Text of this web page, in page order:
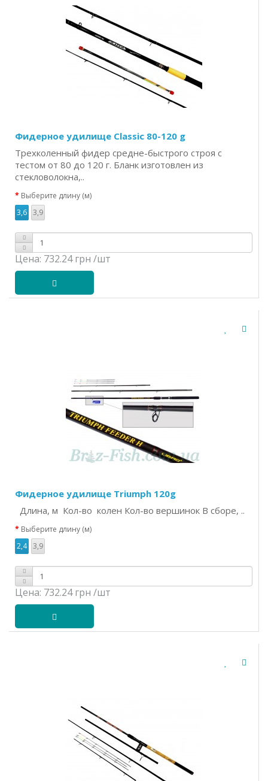
Фидерное удилище Classic 80-120 g
Трехколенный фидер средне-быстрого строя с
тестом от 80 до 120 г. Бланк изготовлен из
стекловолокна,..
Выберите длину (м)
3,6 3,9
Цена: 732.24 грн /шт
Фидерное удилище Triumph 120g
Длина, м Кол-во колен Кол-во вершинок В сборе, ..
Выберите длину (м)
2,4 3,9
Цена: 732.24 грн /шт